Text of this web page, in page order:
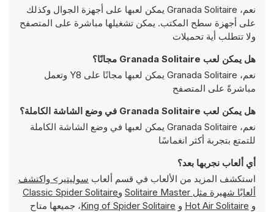
نعم، Granada Solitaire يمكن لعبها على أجهزة الجوال وكذلك
على أجهزة سطح المكتب. يمكن تشغيلها مباشرة على المتصفح
ولا تتطلب أية تحميلات
هل يمكن لعب Granada Solitaire مجانًا؟
نعم، Granada Solitaire يمكن لعبها مجانًا على Y8 وتعمل
مباشرةً على المتصفح
هل يمكن لعب Granada Solitaire في وضع الشاشة الكاملة؟
نعم، Granada Solitaire يمكن لعبها في وضع الشاشة الكاملة
للتمتع بتجربة أكثر انغماسًا
أي ألعاب نجربها بعد؟
استكشف المزيد من الألعاب في قسم ألعاب
سوليتير> واكتشف
ألعابًا شهيرة مثل Solitaire Master وClassic Spider Solitaire
و Hot Air Solitaire و King of Spider Solitaire، جميعها متاح